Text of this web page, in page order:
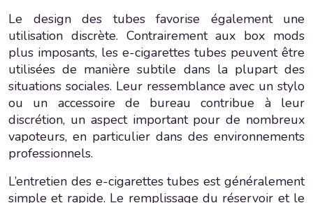
Le design des tubes favorise également une
utilisation discrète. Contrairement aux box mods
plus imposants, les e-cigarettes tubes peuvent être
utilisées de manière subtile dans la plupart des
situations sociales. Leur ressemblance avec un stylo
ou un accessoire de bureau contribue à leur
discrétion, un aspect important pour de nombreux
vapoteurs, en particulier dans des environnements
professionnels.
L’entretien des e-cigarettes tubes est généralement
simple et rapide. Le remplissage du réservoir et le